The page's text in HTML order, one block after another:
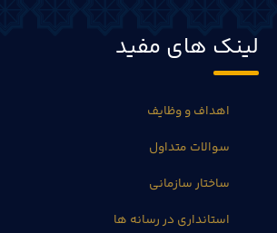
لینک های مفید
اهداف و وظایف
سوالات متداول
ساختار سازمانی
استانداری در رسانه ها